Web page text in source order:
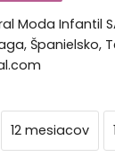
Moda Infantil
Španielsko,
12 mesiacov